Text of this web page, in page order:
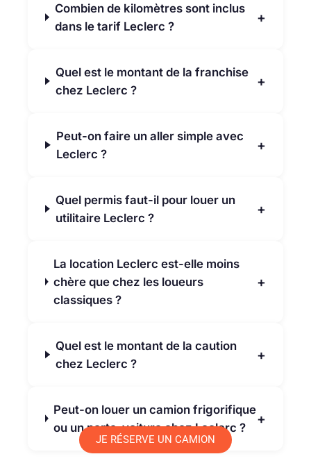
Combien de kilomètres sont inclus
dans le tarif Leclerc ?
+
Quel est le montant de la franchise
chez Leclerc ?
+
Peut-on faire un aller simple avec
Leclerc ?
+
Quel permis faut-il pour louer un
utilitaire Leclerc ?
+
La location Leclerc est-elle moins
chère que chez les loueurs
classiques ?
+
Quel est le montant de la caution
chez Leclerc ?
+
Peut-on louer un camion frigorifique
ou un porte-voiture chez Leclerc ?
+
JE RÉSERVE UN CAMION